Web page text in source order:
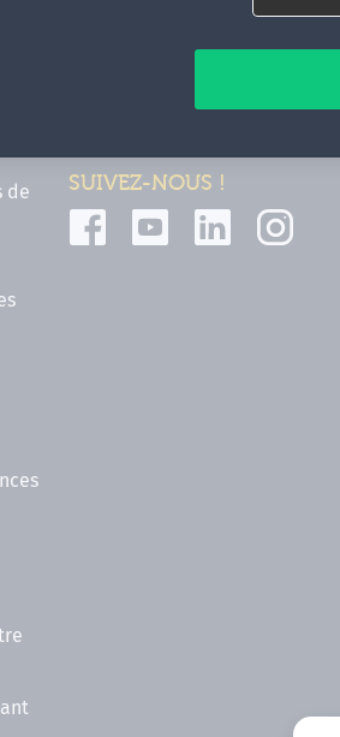
de
Paiements sécurisés
SUIVEZ-NOUS !